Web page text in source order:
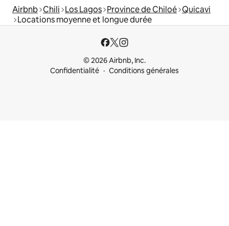
Airbnb Chili Los Lagos Province de Chiloé Quicavi
Locations moyenne et longue durée
© 2026 Airbnb, Inc.
Confidentialité
Conditions générales